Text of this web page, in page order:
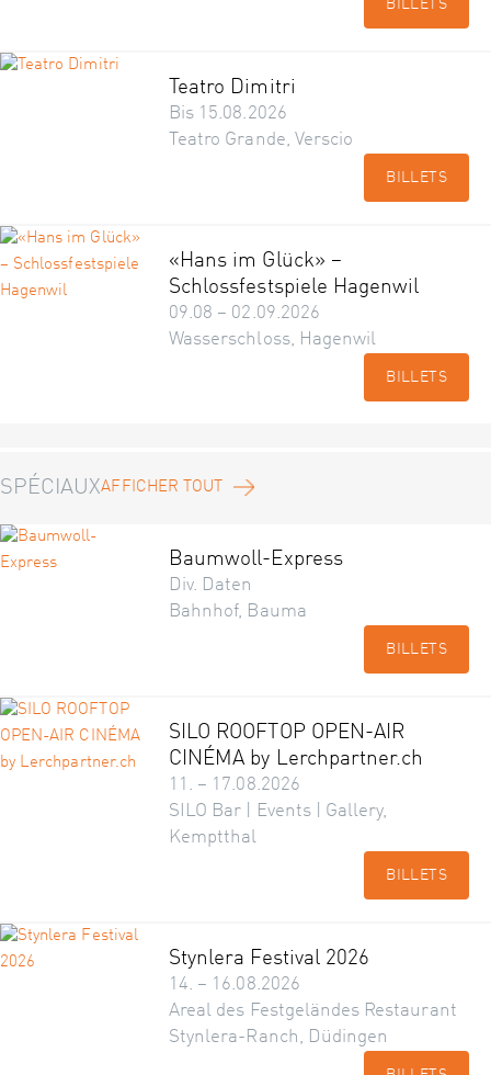
BILLETS
Teatro Dimitri
Bis 15.08.2026
Teatro Grande, Verscio
BILLETS
«Hans im Glück» –
Schlossfestspiele Hagenwil
09.08 – 02.09.2026
Wasserschloss, Hagenwil
BILLETS
SPÉCIAUXAFFICHER TOUT
Baumwoll-Express
Div. Daten
Bahnhof, Bauma
BILLETS
SILO ROOFTOP OPEN-AIR
CINÉMA by Lerchpartner.ch
11. – 17.08.2026
SILO Bar | Events | Gallery,
Kemptthal
BILLETS
Stynlera Festival 2026
14. – 16.08.2026
Areal des Festgeländes Restaurant
Stynlera-Ranch, Düdingen